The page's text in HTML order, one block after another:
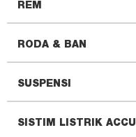
REM
RODA & BAN
SUSPENSI
SISTIM LISTRIK ACCU